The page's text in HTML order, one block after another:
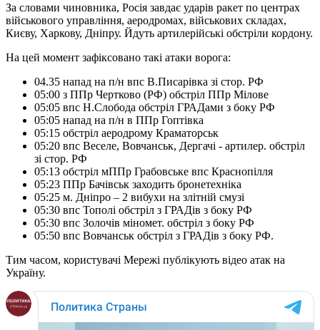
За словами чиновника, Росія завдає ударів ракет по центрах
військового управління, аеродромах, військових складах,
Києву, Харкову, Дніпру. Йдуть артилерійські обстріли кордону.
На цей момент зафіксовано такі атаки ворога:
04.35 напад на п/н впс В.Писарівка зі стор. РФ
05:00 з ППр Чертково (РФ) обстріл ППр Мілове
05:05 впс Н.Слобода обстріл ГРАДами з боку РФ
05:05 напад на п/н в ППр Гоптівка
05:15 обстріл аеродрому Краматорськ
05:20 впс Веселе, Вовчанськ, Дергачі - артилер. обстріл
зі стор. РФ
05:13 обстріл мППр Грабовське впс Краснопілля
05:23 ППр Бачівськ заходить бронетехніка
05:25 м. Дніпро – 2 вибухи на злітній смузі
05:30 впс Тополі обстріл з ГРАДів з боку РФ
05:30 впс Золочів міномет. обстріл з боку РФ
05:50 впс Вовчанськ обстріл з ГРАДів з боку РФ.
Тим часом, користувачі Мережі публікують відео атак на
Україну.